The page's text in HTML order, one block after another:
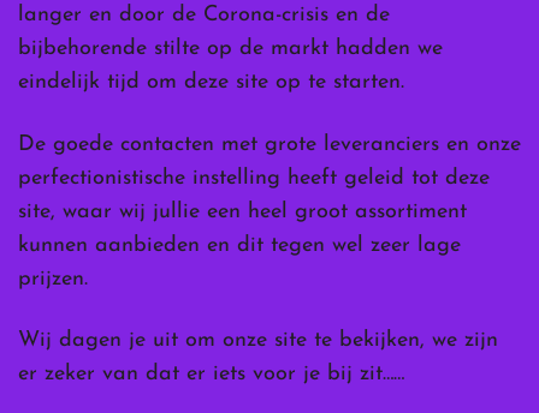
langer en door de Corona-crisis en de
bijbehorende stilte op de markt hadden we
eindelijk tijd om deze site op te starten.
De goede contacten met grote leveranciers en onze
perfectionistische instelling heeft geleid tot deze
site, waar wij jullie een heel groot assortiment
kunnen aanbieden en dit tegen wel zeer lage
prijzen.
Wij dagen je uit om onze site te bekijken, we zijn
er zeker van dat er iets voor je bij zit……